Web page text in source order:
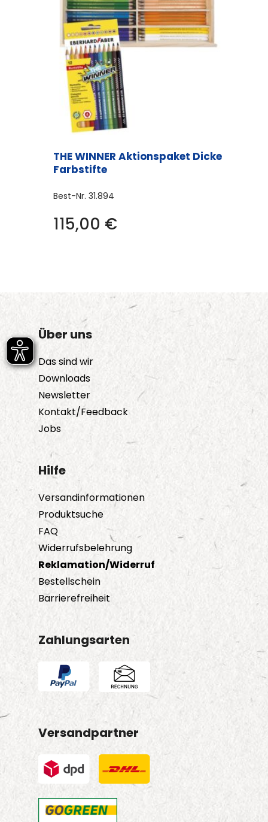
THE WINNER Aktionspaket Dicke
Farbstifte
Best-Nr. 31.894
115,00 €
Über uns
Das sind wir
Downloads
Newsletter
Kontakt/Feedback
Jobs
Hilfe
Versandinformationen
Produktsuche
FAQ
Widerrufsbelehrung
Reklamation/Widerruf
Bestellschein
Barrierefreiheit
Zahlungsarten
Versandpartner